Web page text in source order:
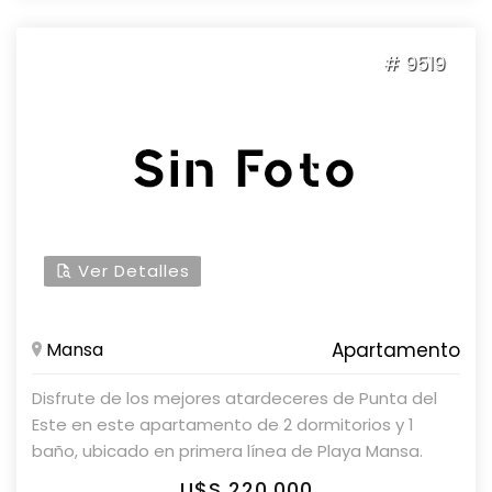
# 9519
Ver Detalles
Mansa Apartamento
Disfrute de los mejores atardeceres de Punta del
Este en este apartamento de 2 dormitorios y 1
baño, ubicado en primera línea de Playa Mansa.
Características: - Ubicado única frente al mar. -